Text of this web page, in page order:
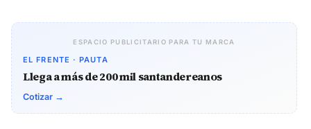
ESPACIO PUBLICITARIO PARA TU MARCA
EL FRENTE · PAUTA
Llega a más de 200 mil santandereanos
Cotizar →